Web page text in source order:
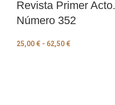
Revista Primer Acto.
Número 352
25,00 € - 62,50 €